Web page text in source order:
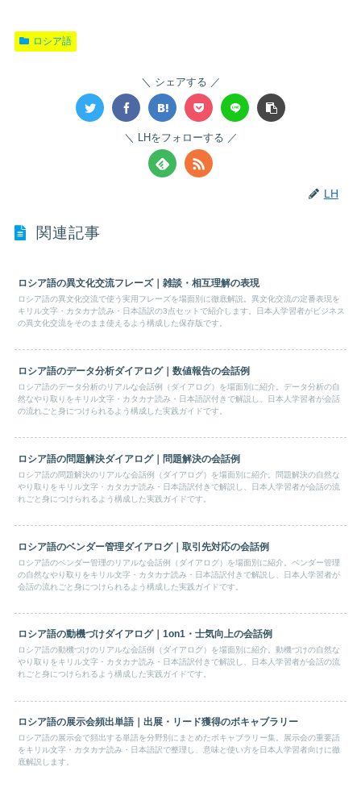
ロシア語
シェアする
LHをフォローする
LH
関連記事
ロシア語の異文化交流フレーズ｜雑談・相互理解の表現
ロシア語の異文化交流で使う実用フレーズを場面別に徹底解説。異文化交流の定番表現を
キリル文字・カタカナ読み・日本語訳の3点セットで紹介します。日本人学習者がビジネス
の異文化交流をそのまま使えるよう構成した保存版です。
ロシア語のデータ分析ダイアログ｜数値報告の会話例
ロシア語のデータ分析のリアルな会話例（ダイアログ）を場面別に紹介。データ分析の自
然なやり取りをキリル文字・カタカナ読み・日本語訳付きで解説し、日本人学習者が会話
の流れごと身につけられるよう構成した実践ガイドです。
ロシア語の問題解決ダイアログ｜問題解決の会話例
ロシア語の問題解決のリアルな会話例（ダイアログ）を場面別に紹介。問題解決の自然な
やり取りをキリル文字・カタカナ読み・日本語訳付きで解説し、日本人学習者が会話の流
れごと身につけられるよう構成した実践ガイドです。
ロシア語のベンダー管理ダイアログ｜取引先対応の会話例
ロシア語のベンダー管理のリアルな会話例（ダイアログ）を場面別に紹介。ベンダー管理
の自然なやり取りをキリル文字・カタカナ読み・日本語訳付きで解説し、日本人学習者が
会話の流れごと身につけられるよう構成した実践ガイドです。
ロシア語の動機づけダイアログ｜1on1・士気向上の会話例
ロシア語の動機づけのリアルな会話例（ダイアログ）を場面別に紹介。動機づけの自然な
やり取りをキリル文字・カタカナ読み・日本語訳付きで解説し、日本人学習者が会話の流
れごと身につけられるよう構成した実践ガイドです。
ロシア語の展示会頻出単語｜出展・リード獲得のボキャブラリー
ロシア語の展示会で頻出する単語を分野別にまとめたボキャブラリー集。展示会の重要語
をキリル文字・カタカナ読み・日本語訳で整理し、意味と使い方を日本人学習者向けに徹
底解説します。